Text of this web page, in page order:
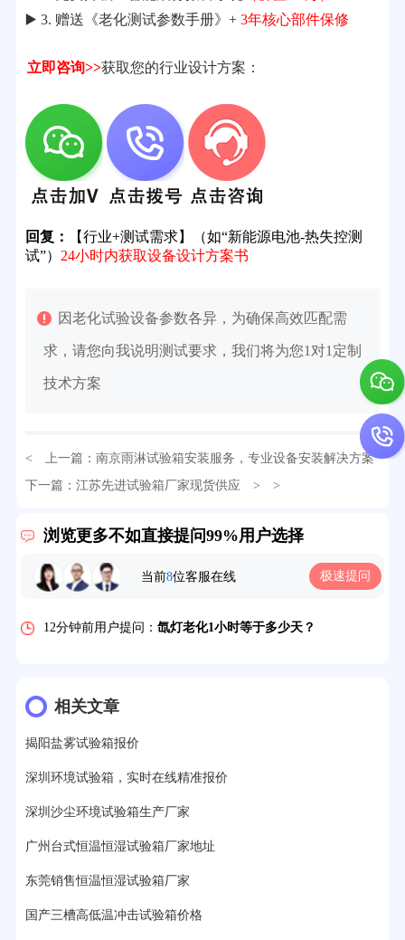
▶️ 3. 赠送《老化测试参数手册》+ 3年核心部件保修
立即咨询>>获取您的行业设计方案：
回复：
【行业+测试需求】（如“新能源电池-热失控测
试”） 24小时内获取设备设计方案书
因老化试验设备参数各异，为确保高效匹配需
求，请您向我说明测试要求，我们将为您1对1定制
技术方案
< 上一篇： 南京雨淋试验箱安装服务，专业设备安装解决方案
下一篇： 江苏先进试验箱厂家现货供应 > >
浏览更多不如直接提问99%用户选择
当前8位客服在线 极速提问
5分钟前用户提问：高温恒温试验箱待机温度多少？
12分钟前用户提问： 氙灯老化1小时等于多少天？
13分钟前用户提问： 恒温老化房500立方米多少钱？
17分钟前用户提问：
22分钟前用户提问：
25分钟前用户提问：老化箱和干燥箱区别？
27分钟前用户提问：移动电源老化柜与电池柜的区别？
32分钟前用户提问：氙灯老化试验箱价格多少？
2分钟前用户提问：大型高温老化房价格多少钱？
相关文章
揭阳盐雾试验箱报价
深圳环境试验箱，实时在线精准报价
深圳沙尘环境试验箱生产厂家
广州台式恒温恒湿试验箱厂家地址
东莞销售恒温恒湿试验箱厂家
国产三槽高低温冲击试验箱价格